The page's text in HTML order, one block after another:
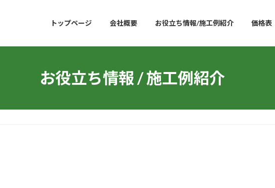
トップページ 会社概要 お役立ち情報/施工例紹介 価格表
お役立ち情報 / 施工例紹介